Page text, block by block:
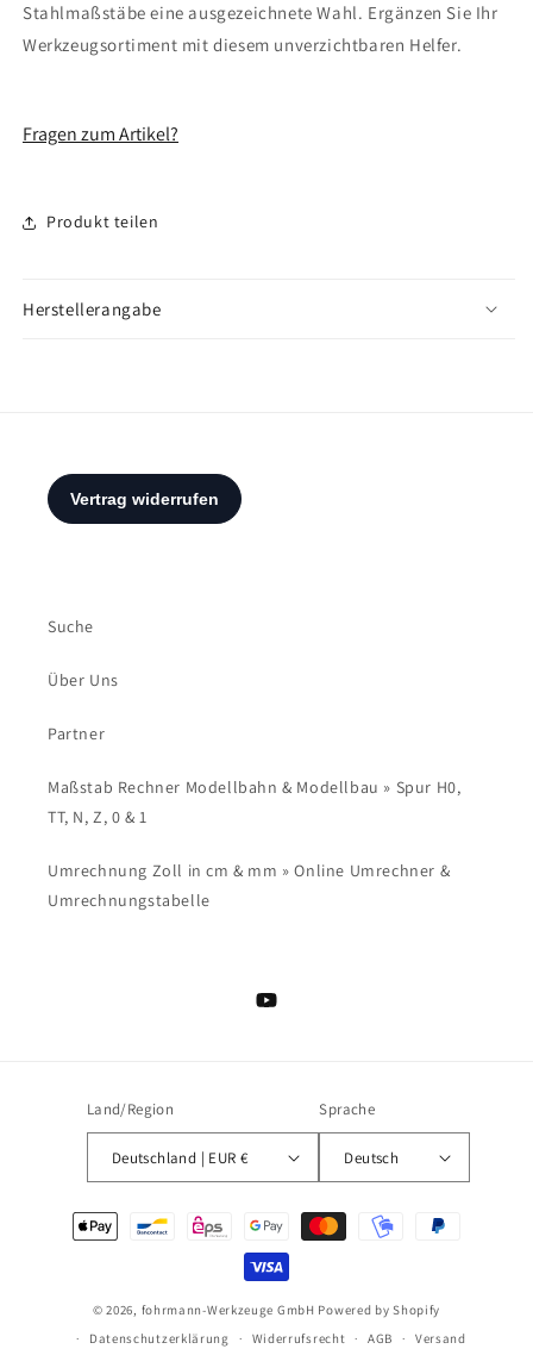
Stahlmaßstäbe eine ausgezeichnete Wahl. Ergänzen Sie Ihr
Werkzeugsortiment mit diesem unverzichtbaren Helfer.
Fragen zum Artikel?
Produkt teilen
Herstellerangabe
Suche
Über Uns
Partner
Maßstab Rechner Modellbahn & Modellbau » Spur H0,
TT, N, Z, 0 & 1
Umrechnung Zoll in cm & mm » Online Umrechner &
Umrechnungstabelle
YouTube
Land/Region
Deutschland | EUR €
Sprache
Deutsch
Zahlungsmethoden
© 2026, fohrmann-Werkzeuge GmbH Powered by Shopify
Datenschutzerklärung
Widerrufsrecht AGB Versand